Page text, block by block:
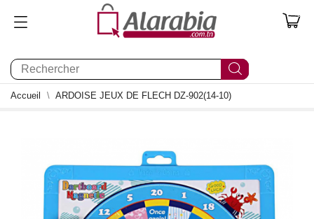
0
Accueil ARDOISE JEUX DE FLECH DZ-902(14-10)